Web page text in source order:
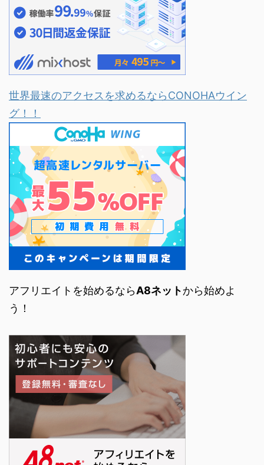
世界最速のアクセスを求めるならCONOHAウイン
グ！！
アフリエイトを始めるならA8ネットから始めよ
う！